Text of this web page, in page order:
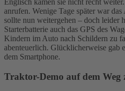
Englisch kamen sie nicht recht
anrufen. Wenige Tage später war
sollte nun weitergehen – doch leider
Starterbatterie auch das GPS des
Kindern im Auto nach Schildern zu
abenteuerlich. Glücklicherweise gab
dem Smartphone.
Traktor-Demo auf dem Weg